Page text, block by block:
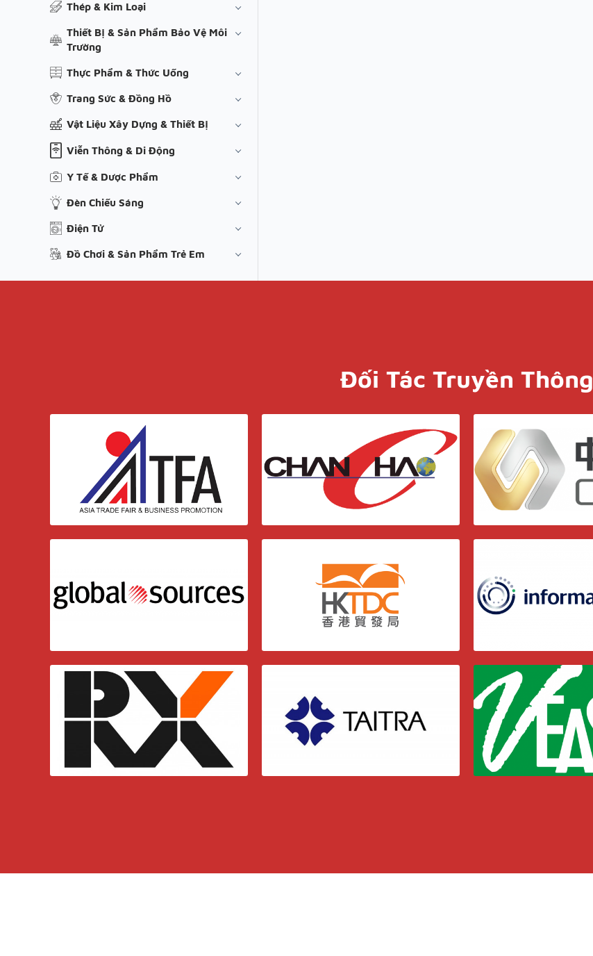
Thép & Kim Loại
Thiết Bị & Sản Phẩm Bảo Vệ Môi
Trường
Thực Phẩm & Thức Uống
Trang Sức & Đồng Hồ
Vật Liệu Xây Dựng & Thiết Bị
Viễn Thông & Di Động
Y Tế & Dược Phẩm
Đèn Chiếu Sáng
Điện Tử
Đồ Chơi & Sản Phẩm Trẻ Em
Đối Tác Truyền Thông